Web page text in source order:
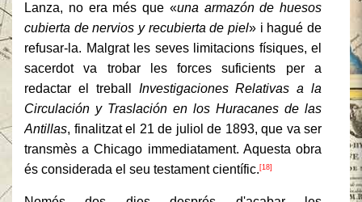
Lanza, no era més que «una armazón de huesos
cubierta de nervios y recubierta de piel» i hagué de
refusar-la. Malgrat les seves limitacions físiques, el
sacerdot va trobar les forces suficients per a
redactar el treball Investigaciones Relativas a la
Circulación y Traslación en los Huracanes de las
Antillas, finalitzat el 21 de juliol de 1893, que va ser
transmès a Chicago immediatament. Aquesta obra
és considerada el seu testament científic. [18]